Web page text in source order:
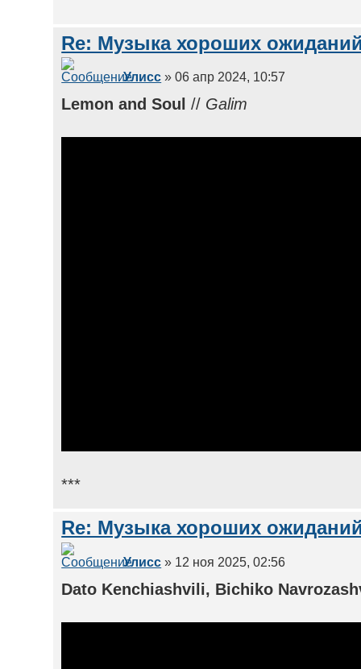
Re: Музыка хороших
Улисс » 06 апр 2024, 10:57
Lemon and Soul // Galim
***
Re: Музыка хороших
Улисс » 12 ноя 2025, 02:56
Dato Kenchiashvili, Bichiko